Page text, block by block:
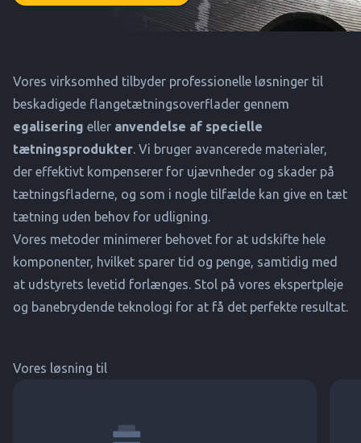
Vores virksomhed tilbyder professionelle løsninger til
beskadigede flangetætningsoverflader gennem
egalisering eller anvendelse af specielle
tætningsprodukter. Vi bruger avancerede materialer,
der effektivt kompenserer for ujævnheder og skader på
tætningsfladerne, og som i nogle tilfælde kan give en tæt
tætning uden behov for udligning.
Vores metoder minimerer behovet for at udskifte hele
komponenter, hvilket sparer tid og penge, samtidig med
at udstyrets levetid forlænges. Stol på vores ekspertpleje
og banebrydende teknologi for at få det perfekte resultat.
Vores løsning til